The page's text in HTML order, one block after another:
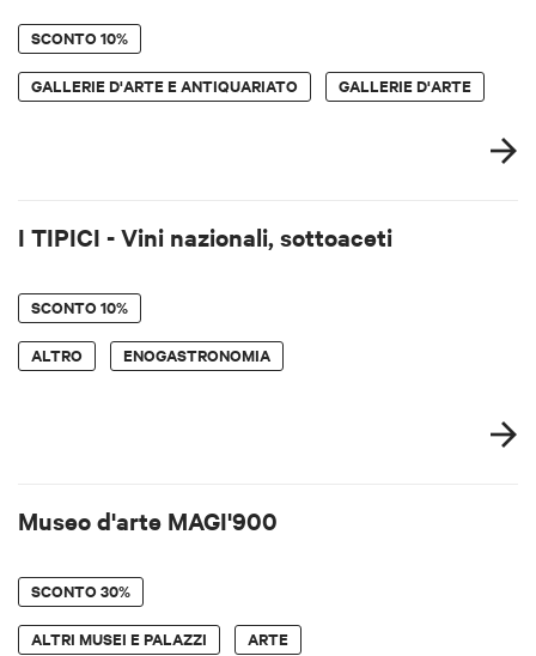
SCONTO10%
GALLERIE D'ARTE E ANTIQUARIATO GALLERIE D'ARTE
I TIPICI - Vini nazionali, sottoaceti
SCONTO10%
ALTRO ENOGASTRONOMIA
Museo d'arte MAGI'900
SCONTO30%
ALTRI MUSEI E PALAZZI ARTE